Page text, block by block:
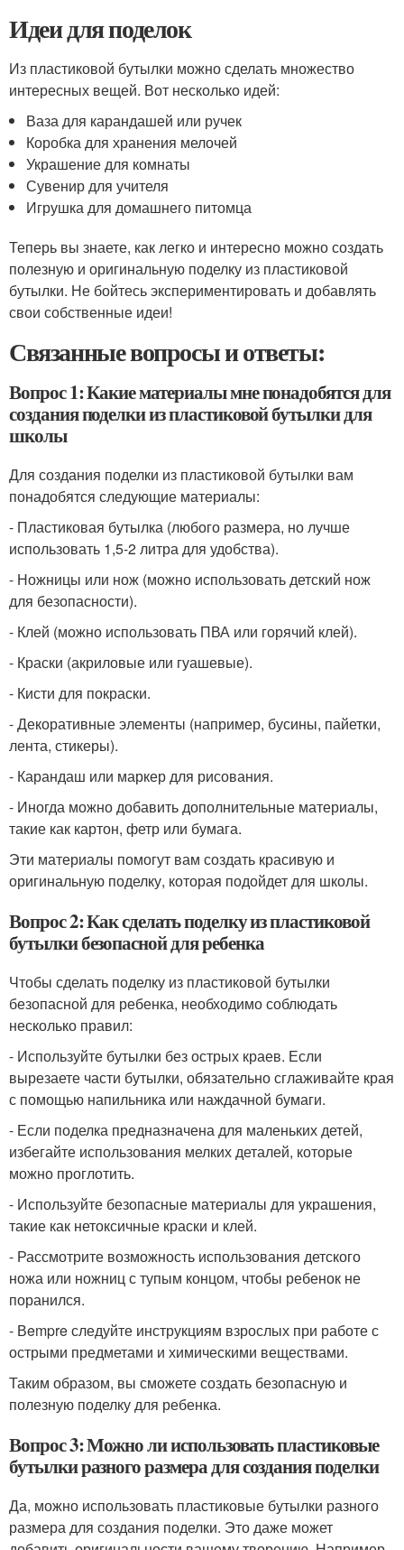
Идеи для поделок
Из пластиковой бутылки можно сделать множество
интересных вещей. Вот несколько идей:
Ваза для карандашей или ручек
Коробка для хранения мелочей
Украшение для комнаты
Сувенир для учителя
Игрушка для домашнего питомца
Теперь вы знаете, как легко и интересно можно создать
полезную и оригинальную поделку из пластиковой
бутылки. Не бойтесь экспериментировать и добавлять
свои собственные идеи!
Связанные вопросы и ответы:
Вопрос 1: Какие материалы мне понадобятся для
создания поделки из пластиковой бутылки для
школы
Для создания поделки из пластиковой бутылки вам
понадобятся следующие материалы:
- Пластиковая бутылка (любого размера, но лучше
использовать 1,5-2 литра для удобства).
- Ножницы или нож (можно использовать детский нож
для безопасности).
- Клей (можно использовать ПВА или горячий клей).
- Краски (акриловые или гуашевые).
- Кисти для покраски.
- Декоративные элементы (например, бусины, пайетки,
лента, стикеры).
- Карандаш или маркер для рисования.
- Иногда можно добавить дополнительные материалы,
такие как картон, фетр или бумага.
Эти материалы помогут вам создать красивую и
оригинальную поделку, которая подойдет для школы.
Вопрос 2: Как сделать поделку из пластиковой
бутылки безопасной для ребенка
Чтобы сделать поделку из пластиковой бутылки
безопасной для ребенка, необходимо соблюдать
несколько правил:
- Используйте бутылки без острых краев. Если
вырезаете части бутылки, обязательно сглаживайте края
с помощью напильника или наждачной бумаги.
- Если поделка предназначена для маленьких детей,
избегайте использования мелких деталей, которые
можно проглотить.
- Используйте безопасные материалы для украшения,
такие как нетоксичные краски и клей.
- Рассмотрите возможность использования детского
ножа или ножниц с тупым концом, чтобы ребенок не
поранился.
- Вempre следуйте инструкциям взрослых при работе с
острыми предметами и химическими веществами.
Таким образом, вы сможете создать безопасную и
полезную поделку для ребенка.
Вопрос 3: Можно ли использовать пластиковые
бутылки разного размера для создания поделки
Да, можно использовать пластиковые бутылки разного
размера для создания поделки. Это даже может